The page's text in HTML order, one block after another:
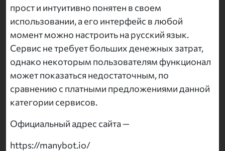
прост и интуитивно понятен в своем
использовании, а его интерфейс в любой
момент можно настроить на русский язык.
Сервис не требует больших денежных затрат,
однако некоторым пользователям функционал
может показаться недостаточным, по
сравнению с платными предложениями данной
категории сервисов.
Официальный адрес сайта —
https://manybot.io/